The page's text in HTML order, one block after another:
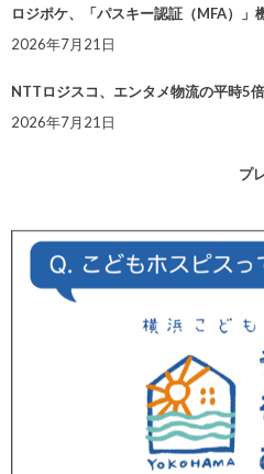
ロジポケ、「パスキー認証（MFA）」
2026年7月21日
NTTロジスコ、エンタメ物流の平時5
2026年7月21日
プ